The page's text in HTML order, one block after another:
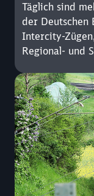
Täglich sind
der Deutschen
Intercity-
Regional- und